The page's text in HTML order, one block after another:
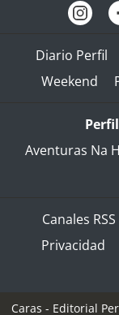
Diario Perfil
Weekend
Aventuras Na
Canales RSS
Privacidad
Caras - Editorial